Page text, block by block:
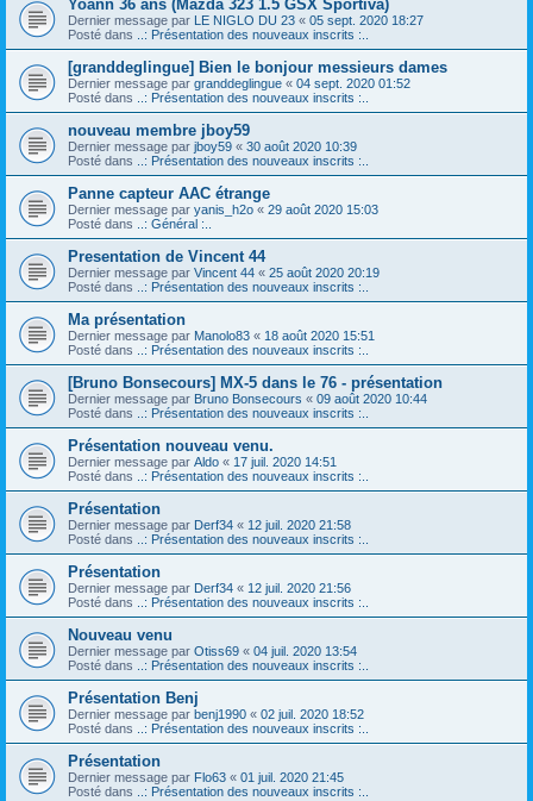
Yoann 36 ans (Mazda 323 1.5 GSX Sportiva)
Dernier message par LE NIGLO DU 23 « 05 sept. 2020 18:27
Posté dans
..: Présentation des nouveaux inscrits :..
[granddeglingue] Bien le bonjour messieurs dames
Dernier message par granddeglingue « 04 sept. 2020 01:52
Posté dans
..: Présentation des nouveaux inscrits :..
nouveau membre jboy59
Dernier message par jboy59 « 30 août 2020 10:39
Posté dans
..: Présentation des nouveaux inscrits :..
Panne capteur AAC étrange
Dernier message par yanis_h2o « 29 août 2020 15:03
Posté dans
..: Général :..
Presentation de Vincent 44
Dernier message par Vincent 44 « 25 août 2020 20:19
Posté dans
..: Présentation des nouveaux inscrits :..
Ma présentation
Dernier message par Manolo83 « 18 août 2020 15:51
Posté dans
..: Présentation des nouveaux inscrits :..
[Bruno Bonsecours] MX-5 dans le 76 - présentation
Dernier message par Bruno Bonsecours « 09 août 2020 10:44
Posté dans
..: Présentation des nouveaux inscrits :..
Présentation nouveau venu.
Dernier message par Aldo « 17 juil. 2020 14:51
Posté dans
..: Présentation des nouveaux inscrits :..
Présentation
Dernier message par Derf34 « 12 juil. 2020 21:58
Posté dans
..: Présentation des nouveaux inscrits :..
Présentation
Dernier message par Derf34 « 12 juil. 2020 21:56
Posté dans
..: Présentation des nouveaux inscrits :..
Nouveau venu
Dernier message par Otiss69 « 04 juil. 2020 13:54
Posté dans
..: Présentation des nouveaux inscrits :..
Présentation Benj
Dernier message par benj1990 « 02 juil. 2020 18:52
Posté dans
..: Présentation des nouveaux inscrits :..
Présentation
Dernier message par Flo63 « 01 juil. 2020 21:45
Posté dans
..: Présentation des nouveaux inscrits :..